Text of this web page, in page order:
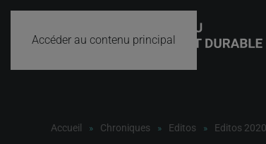
Accéder au contenu principal
Accueil Chroniques Editos Editos 2020